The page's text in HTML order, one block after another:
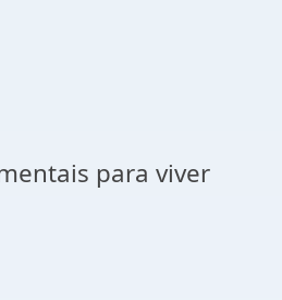
para viver